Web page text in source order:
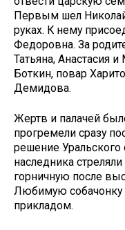
Первым шел
руках. К нему
Федоровна. За
Татьяна, Анастасия
Боткин, повар
Демидова.
Жертв и палачей
прогремели сразу
решение Уральского
наследника
горничную после
Любимую
прикладом.